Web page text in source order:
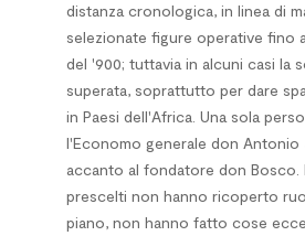
distanza cronologica, in linea di
selezionate figure operative fino
del '900; tuttavia in alcuni casi la
superata, soprattutto per dare
in Paesi dell'Africa. Una sola
l'Economo generale don Antonio
accanto al fondatore don Bosco.
prescelti non hanno ricoperto
piano, non hanno fatto cose